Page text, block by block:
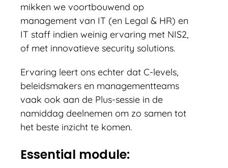
mikken we voortbouwend op
management van IT (en Legal & HR) en
IT staff indien weinig ervaring met NIS2,
of met innovatieve security solutions.
Ervaring leert ons echter dat C-levels,
beleidsmakers en managementteams
vaak ook aan de Plus-sessie in de
namiddag deelnemen om zo samen tot
het beste inzicht te komen.
Essential module: